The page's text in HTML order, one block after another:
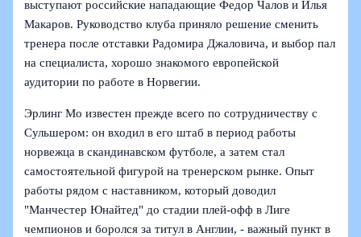
выступают российские нападающие Федор Чалов и Илья
Макаров. Руководство клуба приняло решение сменить
тренера после отставки Радомира Джаловича, и выбор пал
на специалиста, хорошо знакомого европейской
аудитории по работе в Норвегии.
Эрлинг Мо известен прежде всего по сотрудничеству с
Сульшером: он входил в его штаб в период работы
норвежца в скандинавском футболе, а затем стал
самостоятельной фигурой на тренерском рынке. Опыт
работы рядом с наставником, который доводил
"Манчестер Юнайтед" до стадии плей-офф в Лиге
чемпионов и боролся за титул в Англии, - важный пункт в